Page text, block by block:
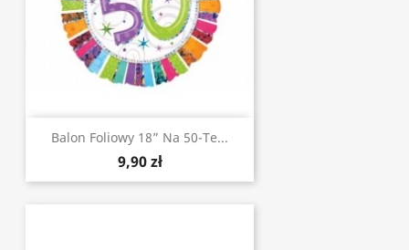
Balon Foliowy 18” Na 50-Te...
9,90 zł